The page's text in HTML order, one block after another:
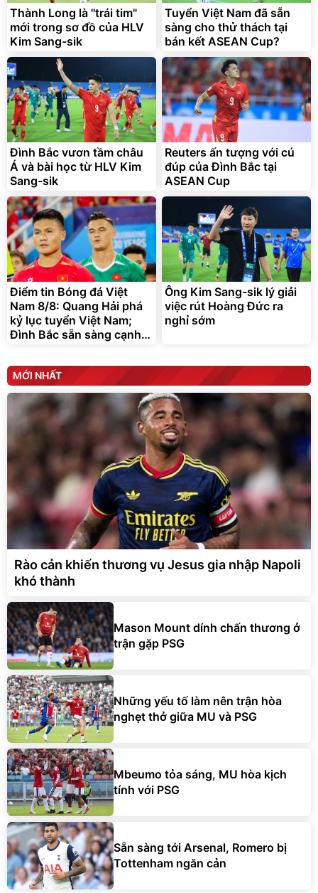
Thành Long là "trái tim"
mới trong sơ đồ của HLV
Kim Sang-sik
Tuyển Việt Nam đã sẵn
sàng cho thử thách tại
bán kết ASEAN Cup?
Đình Bắc vươn tầm châu
Á và bài học từ HLV Kim
Sang-sik
Reuters ấn tượng với cú
đúp của Đình Bắc tại
ASEAN Cup
Điểm tin Bóng đá Việt
Nam 8/8: Quang Hải phá
kỷ lục tuyển Việt Nam;
Đình Bắc sẵn sàng cạnh
Ông Kim Sang-sik lý giải
việc rút Hoàng Đức ra
nghỉ sớm
MỚI NHẤT
Rào cản khiến thương vụ Jesus gia nhập Napoli
khó thành
Mason Mount dính chấn thương ở
trận gặp PSG
Những yếu tố làm nên trận hòa
nghẹt thở giữa MU và PSG
Mbeumo tỏa sáng, MU hòa kịch
tính với PSG
Sẵn sàng tới Arsenal, Romero bị
Tottenham ngăn cản